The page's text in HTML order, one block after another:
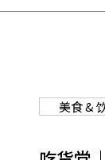
美食 &